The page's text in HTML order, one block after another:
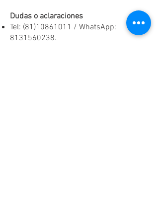
Dudas o aclaraciones
Tel: (81)10861011 / WhatsApp:
8131560238.